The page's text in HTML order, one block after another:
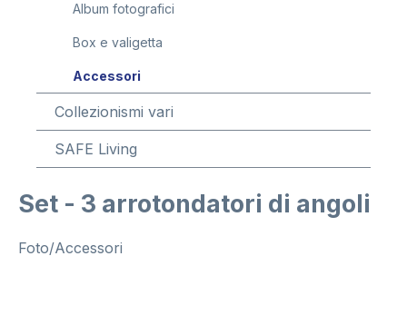
Album fotografici
Box e valigetta
Accessori
Collezionismi vari
SAFE Living
Set - 3 arrotondatori di angoli
Foto/Accessori